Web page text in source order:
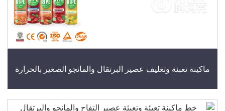
تعبئة وتغليف عصير البرتقال والمانجو الصغير بالحرارة